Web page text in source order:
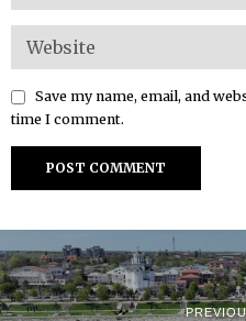
Save my name, email, and
time I comment.